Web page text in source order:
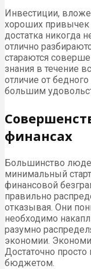
Инвестиции,
хороших
достатка никогда
отлично
стараются
знания в течение
отличие от
большим
финансах
Большинство
минимальный
финансовой
правильно
отказывая. Они
необходимо
разумно
экономии.
Достаточно
бюджетом.